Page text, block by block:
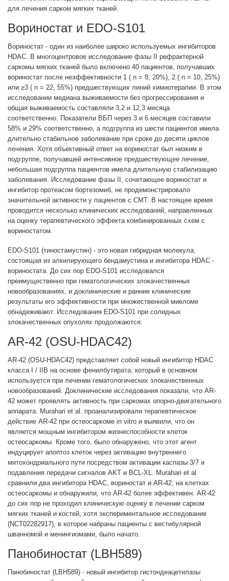
для лечения сарком мягких тканей.
Вориностат и EDO-S101
Вориностат - один из наиболее широко используемых ингибиторов
HDAC. В многоцентровое исследование фазы II рефрактерной
саркомы мягких тканей было включено 40 пациентов, получавших
вориностат после неэффективности 1 ( n = 8, 20%), 2 ( n = 10, 25%)
или ≥3 ( n = 22, 55%) предшествующих линий химиотерапии. В этом
исследовании медиана выживаемости без прогрессирования и
общая выживаемость составляли 3,2 и 12,3 месяца
соответственно. Показатели ВБП через 3 и 6 месяцев составили
58% и 29% соответственно, а подгруппа из шести пациентов имела
длительно стабильное заболевание при сроке до десяти циклов
лечения. Хотя объективный ответ на вориностат был низким в
подгруппе, получавшей интенсивное предшествующее лечение,
небольшая подгруппа пациентов имела длительную стабилизацию
заболевания. Исследование фазы II, сочетающее вориностат и
ингибитор протеасом бортезомиб, не продемонстрировало
значительной активности у пациентов с СМТ. В настоящее время
проводится несколько клинических исследований, направленных
на оценку терапевтического эффекта комбинированных схем с
вориностатом.
EDO-S101 (тиностамустин) - это новая гибридная молекула,
состоящая из алкилирующего бендамустина и ингибитора HDAC -
вориностата. До сих пор EDO-S101 исследовался
преимущественно при гематологических злокачественных
новообразованиях, и доклинические и ранние клинические
результаты его эффективности при множественной миеломе
обнадеживают. Исследования EDO-S101 при солидных
злокачественных опухолях продолжаются.
AR-42 (OSU-HDAC42)
AR-42 (OSU-HDAC42) представляет собой новый ингибитор HDAC
класса I / IIB на основе фенилбутирата, который в основном
используется при лечении гематологических злокачественных
новообразований. Доклинические исследования показали, что AR-
42 может проявлять активность при саркомах опорно-двигательного
аппарата. Murahari et al. проанализировали терапевтическое
действие AR-42 при остеосаркоме in vitro и выявили, что он
является мощным ингибитором жизнеспособности клеток
остеосаркомы. Кроме того, было обнаружено, что этот агент
индуцирует апоптоз клеток через активацию внутреннего
митохондриального пути посредством активации каспазы 3/7 и
подавления передачи сигналов AKT и BCL-XL. Murahari et al.
сравнили два ингибитора HDAC, вориностат и AR-42, на клетках
остеосаркомы и обнаружили, что AR-42 более эффективен. AR-42
до сих пор не проходил клиническую оценку в лечении сарком
мягких тканей и костей, хотя экспериментальное исследование
(NCT02282917), в которое набраны пациенты с вестибулярной
шванномой и менингиомами, было начато.
Панобиностат (LBH589)
Панобиностат (LBH589) - новый ингибитор гистондеацетилазы